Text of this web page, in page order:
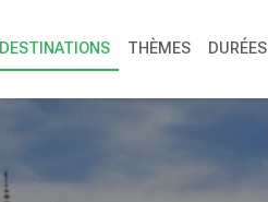
DESTINATIONS THÈMES DURÉES